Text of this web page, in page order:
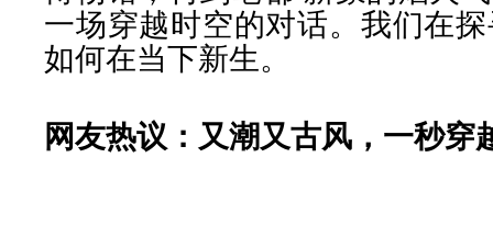
一场穿越时空的对话。我们在
如何在当下新生。
网友热议：又潮又古风，一秒穿